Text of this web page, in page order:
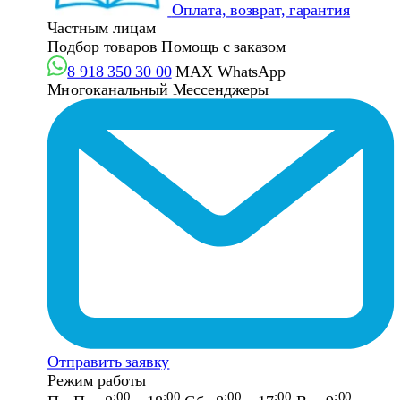
Оплата, возврат, гарантия
Частным лицам
Подбор товаров Помощь с заказом
8 918 350 30 00 MAX WhatsApp
Многоканальный Мессенджеры
Отправить заявку
Режим работы
:00 :00 :00 :00 :00